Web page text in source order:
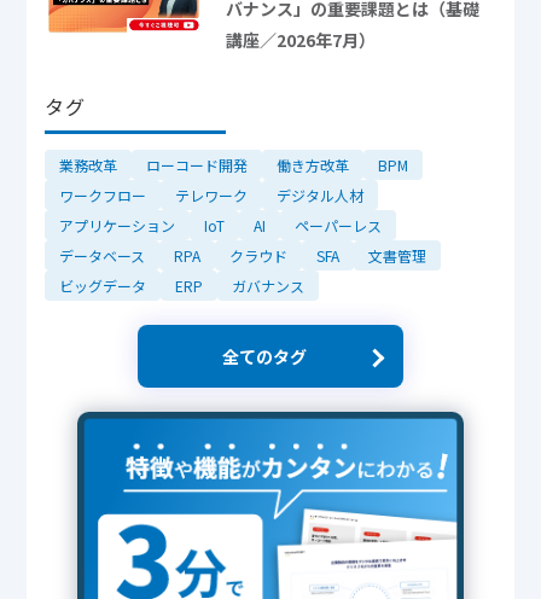
バナンス」の重要課題とは（基礎
講座／2026年7月）
タグ
業務改革 ローコード開発 働き方改革
BPM
ワークフロー
テレワーク
デジタル人材
アプリケーション
IoT AI
ペーパーレス
データベース
RPA クラウド SFA
文書管理
ビッグデータ
ERP ガバナンス
全てのタグ